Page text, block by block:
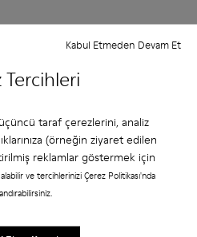
Tercihleri
taraf çerezlerini, analiz
(örneğin ziyaret edilen
reklamlar göstermek için
ve tercihlerinizi Çerez Politikası'nda
Kabul Etmeden Devam Et
Genişlik